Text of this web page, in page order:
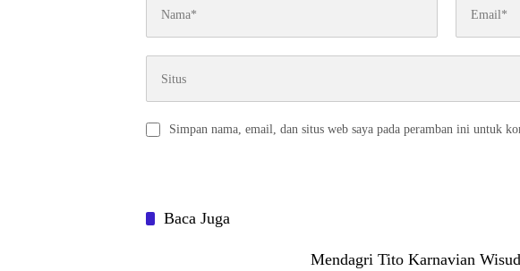
Simpan nama, email, dan situs web saya pada peramban ini untuk
Baca Juga
Mendagri Tito Karnavian